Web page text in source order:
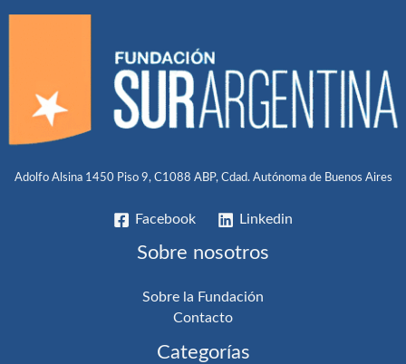
Adolfo Alsina 1450 Piso 9, C1088 ABP, Cdad. Autónoma de Buenos Aires
Facebook Linkedin
Sobre nosotros
Sobre la Fundación
Contacto
Categorías